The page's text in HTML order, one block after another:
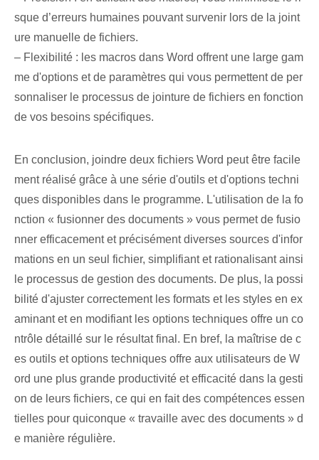
sque d’erreurs humaines pouvant survenir lors de la joint
ure manuelle de fichiers.
– Flexibilité : les macros dans Word offrent une large gam
me d'options et de paramètres qui vous permettent de per
sonnaliser le processus de jointure de fichiers en fonction
de vos besoins spécifiques.
En conclusion, joindre deux fichiers Word peut être facile
ment réalisé grâce à une série d'outils et d'options techni
ques disponibles dans le programme. L'utilisation de la fo
nction « fusionner des documents » vous permet de fusio
nner efficacement et précisément diverses sources d'infor
mations en un seul fichier, simplifiant et rationalisant ainsi
le processus de gestion des documents. ‍De plus, la possi
bilité d'ajuster correctement les formats et les styles en ex
aminant et en modifiant les options techniques offre un co
ntrôle détaillé sur le résultat final. En bref, la maîtrise de c
es outils et options techniques offre aux utilisateurs de W
ord une plus grande productivité et efficacité dans la gesti
on de leurs fichiers, ce qui en fait des compétences essen
tielles pour quiconque « travaille avec des documents » d
e manière ⁣régulière.